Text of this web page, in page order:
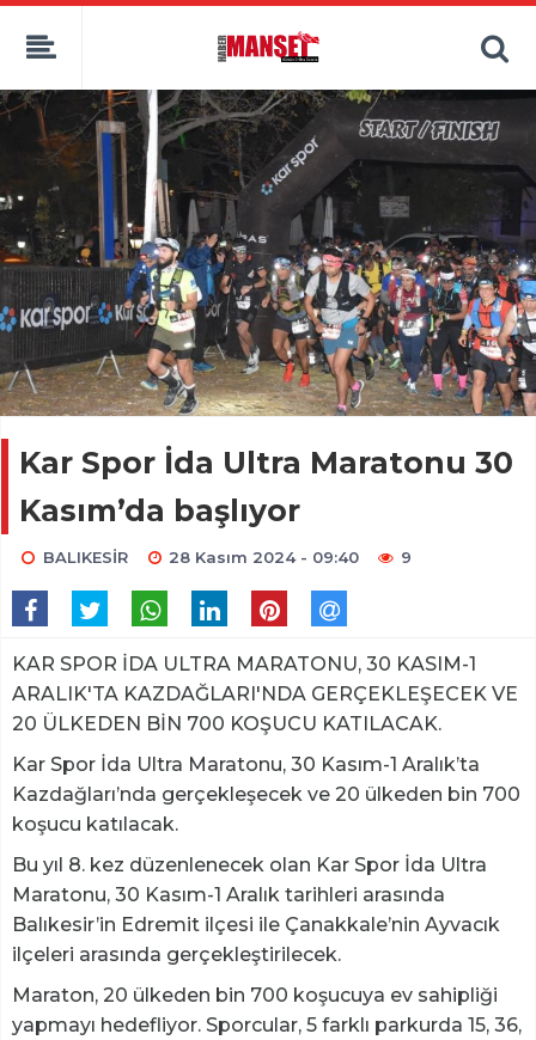
Kar Spor İda Ultra Maratonu 30
Kasım’da başlıyor
BALIKESİR 28 Kasım 2024 - 09:40 9
KAR SPOR İDA ULTRA MARATONU, 30 KASIM-1
ARALIK'TA KAZDAĞLARI'NDA GERÇEKLEŞECEK VE
20 ÜLKEDEN BİN 700 KOŞUCU KATILACAK.
Kar Spor İda Ultra Maratonu, 30 Kasım-1 Aralık’ta
Kazdağları’nda gerçekleşecek ve 20 ülkeden bin 700
koşucu katılacak.
Bu yıl 8. kez düzenlenecek olan Kar Spor İda Ultra
Maratonu, 30 Kasım-1 Aralık tarihleri arasında
Balıkesir’in Edremit ilçesi ile Çanakkale’nin Ayvacık
ilçeleri arasında gerçekleştirilecek.
Maraton, 20 ülkeden bin 700 koşucuya ev sahipliği
yapmayı hedefliyor. Sporcular, 5 farklı parkurda 15, 36,